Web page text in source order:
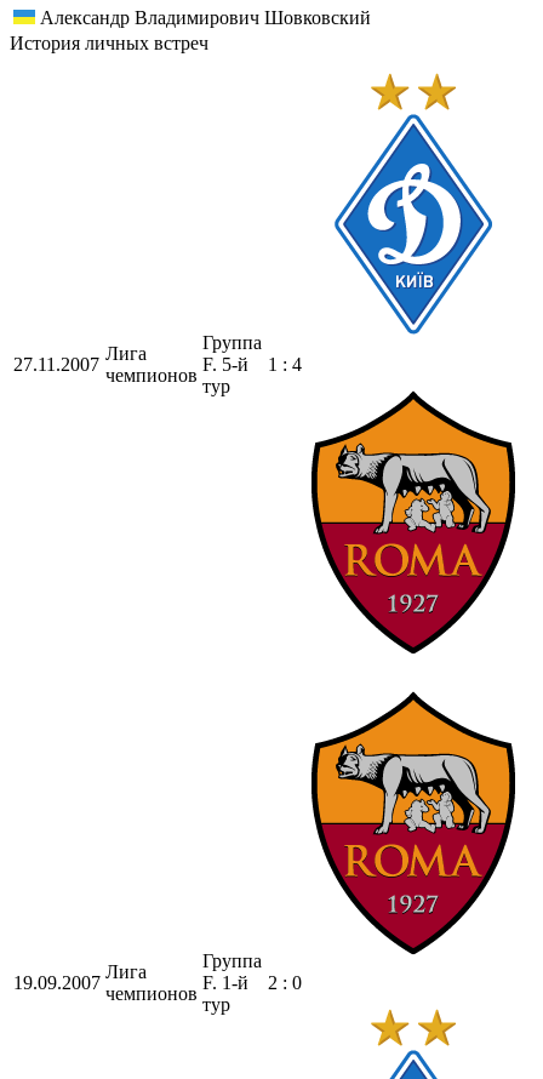
Александр Владимирович Шовковский
История личных встреч
27.11.2007
Лига
чемпионов
Группа
F. 5-й
тур
1 : 4
19.09.2007
Лига
чемпионов
Группа
F. 1-й
тур
2 : 0